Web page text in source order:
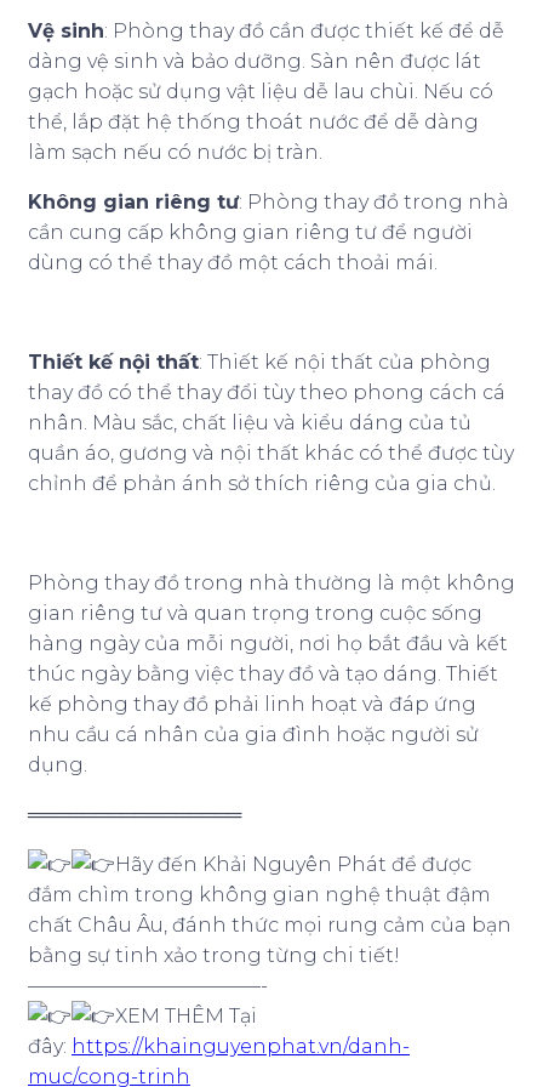
Vệ sinh: Phòng thay đồ cần được thiết kế để dễ
dàng vệ sinh và bảo dưỡng. Sàn nên được lát
gạch hoặc sử dụng vật liệu dễ lau chùi. Nếu có
thể, lắp đặt hệ thống thoát nước để dễ dàng
làm sạch nếu có nước bị tràn.
Không gian riêng tư: Phòng thay đồ trong nhà
cần cung cấp không gian riêng tư để người
dùng có thể thay đồ một cách thoải mái.
Thiết kế nội thất: Thiết kế nội thất của phòng
thay đồ có thể thay đổi tùy theo phong cách cá
nhân. Màu sắc, chất liệu và kiểu dáng của tủ
quần áo, gương và nội thất khác có thể được tùy
chỉnh để phản ánh sở thích riêng của gia chủ.
Phòng thay đồ trong nhà thường là một không
gian riêng tư và quan trọng trong cuộc sống
hàng ngày của mỗi người, nơi họ bắt đầu và kết
thúc ngày bằng việc thay đồ và tạo dáng. Thiết
kế phòng thay đồ phải linh hoạt và đáp ứng
nhu cầu cá nhân của gia đình hoặc người sử
dụng.
════════════════
Hãy đến Khải Nguyên Phát để được
đắm chìm trong không gian nghệ thuật đậm
chất Châu Âu, đánh thức mọi rung cảm của bạn
bằng sự tinh xảo trong từng chi tiết!
————————————-
XEM THÊM Tại
đây: https://khainguyenphat.vn/danh-
muc/cong-trinh